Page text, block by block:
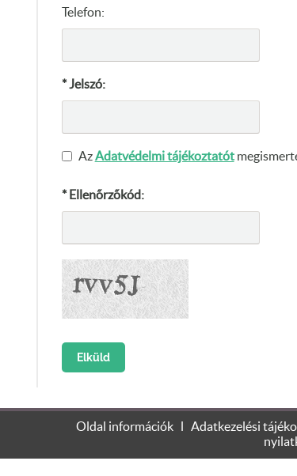
Telefon:
* Jelszó:
AzAdatvédelmi tájékoztatót
* Ellenőrzőkód:
Oldal információk Adatkezelési
folyamán annak érdekében, hogy a legjobb
bővebb információkat olvashat itt:
Adatkezelési